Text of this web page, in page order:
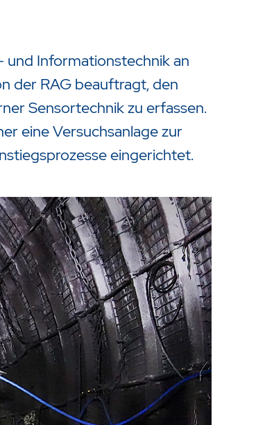
und Informationstechnik an
der RAG beauftragt, den
Sensortechnik zu erfassen.
eine Versuchsanlage zur
eingerichtet.